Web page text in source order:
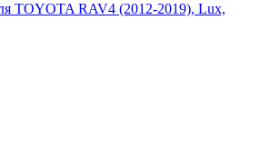
TOYOTA RAV4 (2012-2019), Lux,